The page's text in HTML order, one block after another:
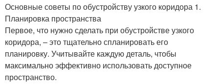
Основные советы по обустройству узкого коридора 1.
Планировка пространства
Первое, что нужно сделать при обустройстве узкого
коридора, – это тщательно спланировать его
планировку. Учитывайте каждую деталь, чтобы
максимально эффективно использовать доступное
пространство.